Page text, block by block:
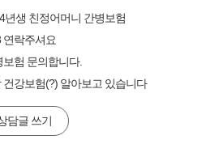
건강보험
전에 4세대 가입
년생 친정어머니 간병보험
연락주셔요
보험 문의합니다.
건강보험(?) 알아보고 있습니다
담글 쓰기